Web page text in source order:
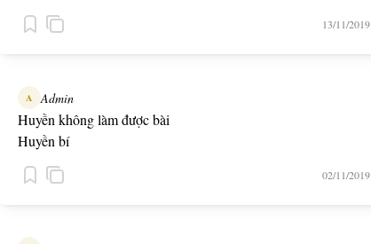
13/11/2019
A Admin
Huyền không làm được bài
Huyền bí
02/11/2019